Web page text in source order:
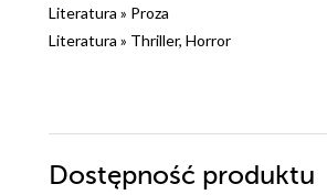
Literatura » Proza
Literatura » Thriller, Horror
Dostępność produktu